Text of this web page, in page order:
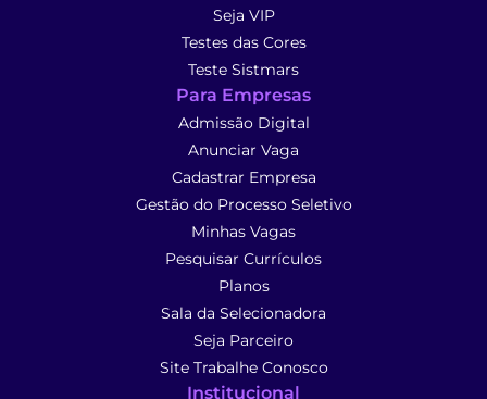
Seja VIP
Testes das Cores
Teste Sistmars
Para Empresas
Admissão Digital
Anunciar Vaga
Cadastrar Empresa
Gestão do Processo Seletivo
Minhas Vagas
Pesquisar Currículos
Planos
Sala da Selecionadora
Seja Parceiro
Site Trabalhe Conosco
Institucional